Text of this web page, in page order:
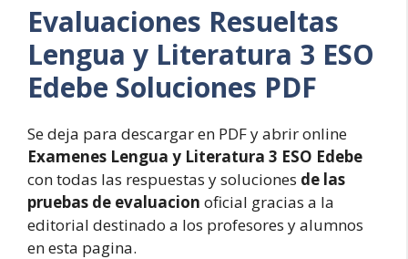
Evaluaciones Resueltas
Lengua y Literatura 3 ESO
Edebe Soluciones PDF
Se deja para descargar en PDF y abrir online
Examenes Lengua y Literatura 3 ESO Edebe
con todas las respuestas y soluciones de las
pruebas de evaluacion oficial gracias a la
editorial destinado a los profesores y alumnos
en esta pagina.